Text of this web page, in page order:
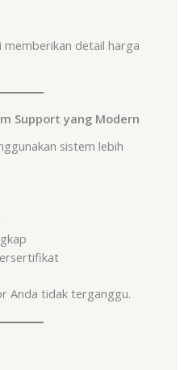
detail harga
Support yang Modern
sistem lebih
Anda tidak terganggu.